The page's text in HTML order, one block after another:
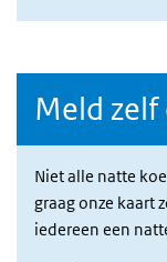
Meld
Niet alle natte
graag onze kaart
iedereen een